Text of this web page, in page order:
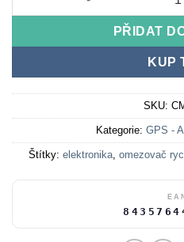
PŘIDAT
KUP
SKU:
Kategorie: GPS -
Štítky: elektronika, omezovač
EAN